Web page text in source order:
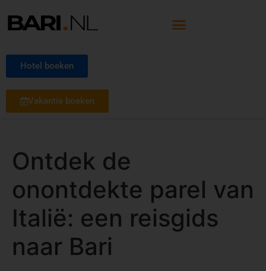
Hotel boeken
Vakantie boeken
Ontdek de
onontdekte parel van
Italië: een reisgids
naar Bari